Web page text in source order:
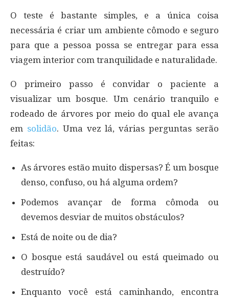
O teste é bastante simples, e a única coisa
necessária é criar um ambiente cômodo e seguro
para que a pessoa possa se entregar para essa
viagem interior com tranquilidade e naturalidade.
O primeiro passo é convidar o paciente a
visualizar um bosque. Um cenário tranquilo e
rodeado de árvores por meio do qual ele avança
em solidão. Uma vez lá, várias perguntas serão
feitas:
As árvores estão muito dispersas? É um bosque
denso, confuso, ou há alguma ordem?
Podemos avançar de forma cômoda ou
devemos desviar de muitos obstáculos?
Está de noite ou de dia?
O bosque está saudável ou está queimado ou
destruído?
Enquanto você está caminhando, encontra